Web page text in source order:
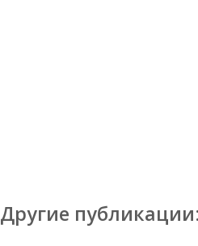
Другие публикации: